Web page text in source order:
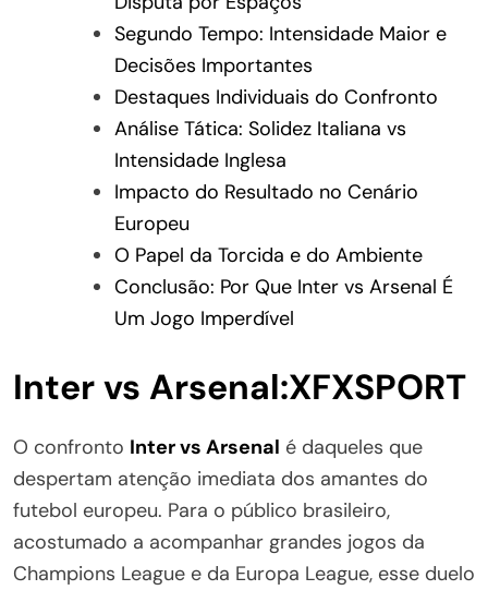
Segundo Tempo: Intensidade Maior e
Decisões Importantes
Destaques Individuais do Confronto
Análise Tática: Solidez Italiana vs
Intensidade Inglesa
Impacto do Resultado no Cenário
Europeu
O Papel da Torcida e do Ambiente
Conclusão: Por Que Inter vs Arsenal É
Um Jogo Imperdível
Inter vs Arsenal:XFXSPORT
O confronto Inter vs Arsenal é daqueles que
despertam atenção imediata dos amantes do
futebol europeu. Para o público brasileiro,
acostumado a acompanhar grandes jogos da
Champions League e da Europa League, esse duelo